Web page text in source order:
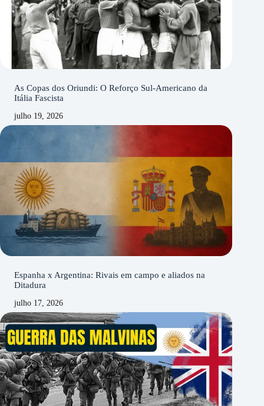
As Copas dos Oriundi: O Reforço Sul-Americano da
Itália Fascista
julho 19, 2026
Espanha x Argentina: Rivais em campo e aliados na
Ditadura
julho 17, 2026